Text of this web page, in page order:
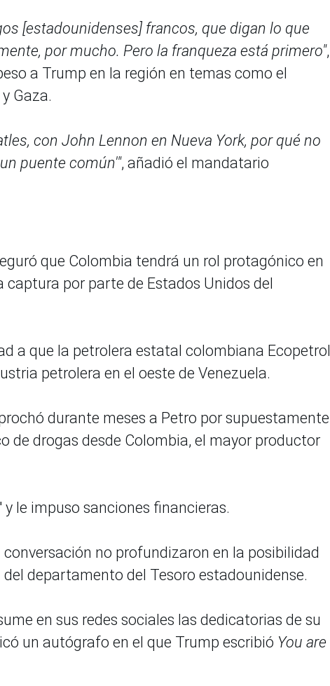
[estadounidenses] francos, que digan lo que
por mucho. Pero la franqueza está primero",
a Trump en la región en temas como el
Gaza.
con John Lennon en Nueva York, por qué no
puente común'", añadió el mandatario
que Colombia tendrá un rol protagónico en
por parte de Estados Unidos del
a que la petrolera estatal colombiana Ecopetrol
petrolera en el oeste de Venezuela.
durante meses a Petro por supuestamente
de drogas desde Colombia, el mayor productor
le impuso sanciones financieras.
no profundizaron en la posibilidad
departamento del Tesoro estadounidense.
en sus redes sociales las dedicatorias de su
un autógrafo en el que Trump escribió You are